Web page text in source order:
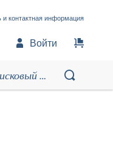
контактная информация
Войти